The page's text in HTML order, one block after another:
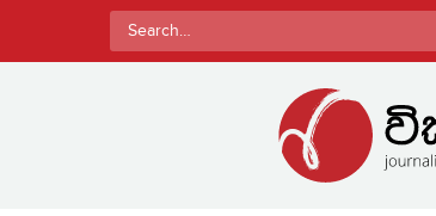
Search
for: